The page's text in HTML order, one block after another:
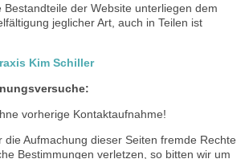
Bestandteile der Website unterliegen dem
jeglicher Art, auch in Teilen ist
Kim Schiller
vorherige Kontaktaufnahme!
die Aufmachung dieser Seiten fremde Rechte
Bestimmungen verletzen, so bitten wir um